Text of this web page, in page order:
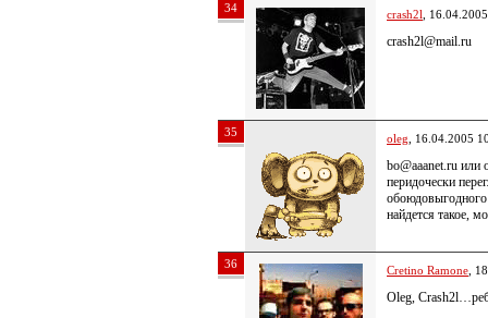
34 crash2l ,
crash2l@mail.ru
35 oleg , 16.04.2005
bo@aaanet.ru или
перидочески
обоюдовыгодного
найдется такое,
36 Cretino Ramone ,
Oleg,